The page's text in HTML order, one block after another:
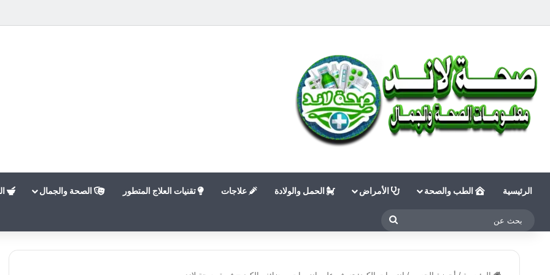
الرئيسية الطب والصحة الأمراض الحمل والولادة علاجات تقنيات العلاج المتطور الصحة والجمال
بحث